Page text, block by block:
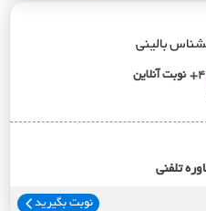
بالینی
نوبت آنلاین
تلفنی
نوبت بگیرید